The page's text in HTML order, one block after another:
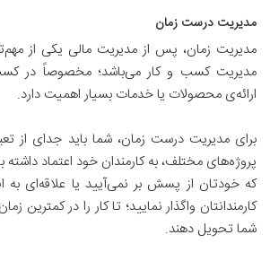
مدیریت درست زمان
مدیریت زمان، پس از مدیریت مالی یکی از
مدیریت کسب و کار می‌باشد؛ مخصوصاً در
ارائه‌ی محصولات یا خدمات بسیار اهمیت دارد.
برای مدیریت درست زمان، شما باید جدای از
پروژه‌های مختلف، به کارمندان خود اعتماد
که خودتان از پسش بر نمی‌آیید یا علاقه‌ای به
کارمندانتان واگذار نمایید؛ تا کار را در کمترین
شما تحویل دهند.